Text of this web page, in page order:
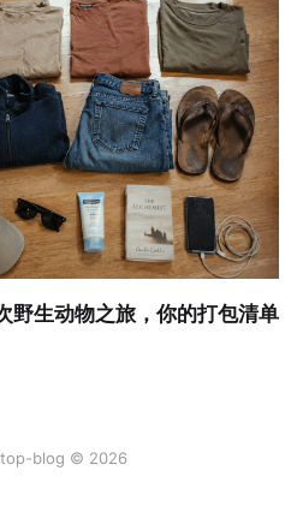
野生动物之旅，你的打包清单
blog © 2026